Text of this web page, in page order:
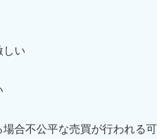
い
合不公平な売買が行われる可